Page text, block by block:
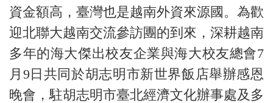
資金額高，臺灣也是越南外資來源國。為歡
迎北聯大越南交流參訪團的到來，深耕越南
多年的海大傑出校友企業與海大校友總會7
月9日共同於胡志明市新世界飯店舉辦感恩
晚會，駐胡志明市臺北經濟文化辦事處及多